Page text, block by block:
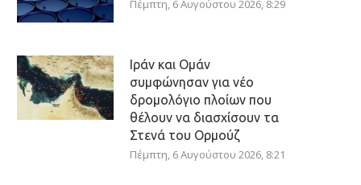
Πέμπτη, 6 Αυγούστου 2026, 8:29
Ιράν και Ομάν
συμφώνησαν για νέο
δρομολόγιο πλοίων που
θέλουν να διασχίσουν τα
Στενά του Ορμούζ
Πέμπτη, 6 Αυγούστου 2026, 8:21